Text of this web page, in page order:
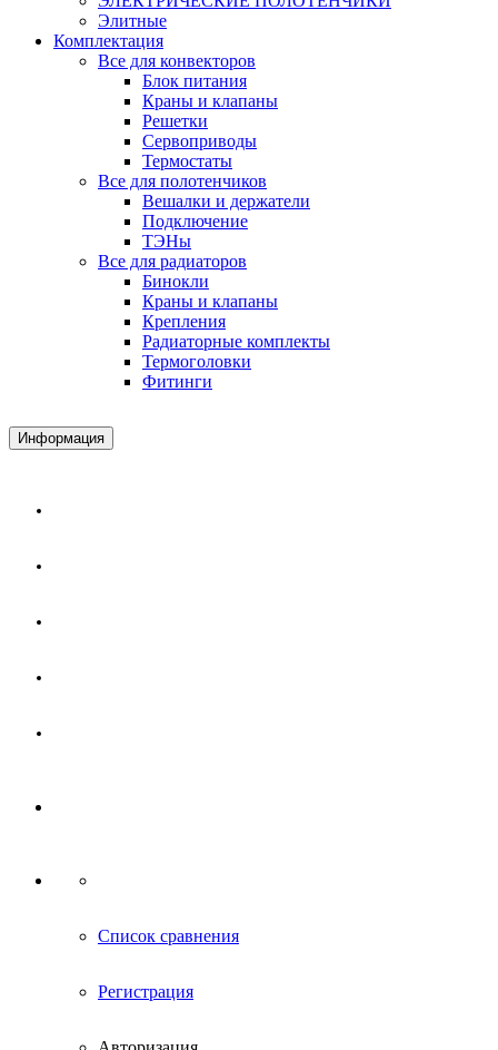
Элитные
Комплектация
Все для конвекторов
Блок питания
Краны и клапаны
Решетки
Сервоприводы
Термостаты
Все для полотенчиков
Вешалки и держатели
Подключение
ТЭНы
Все для радиаторов
Бинокли
Краны и клапаны
Крепления
Радиаторные комплекты
Термоголовки
Фитинги
Информация
Список сравнения
Регистрация